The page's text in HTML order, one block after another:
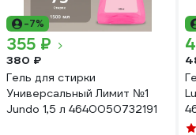
-7%
355 ₽
380 ₽
Гель для стирки
Универсальный Лимит №1
Jundo 1,5 л 4640050732191